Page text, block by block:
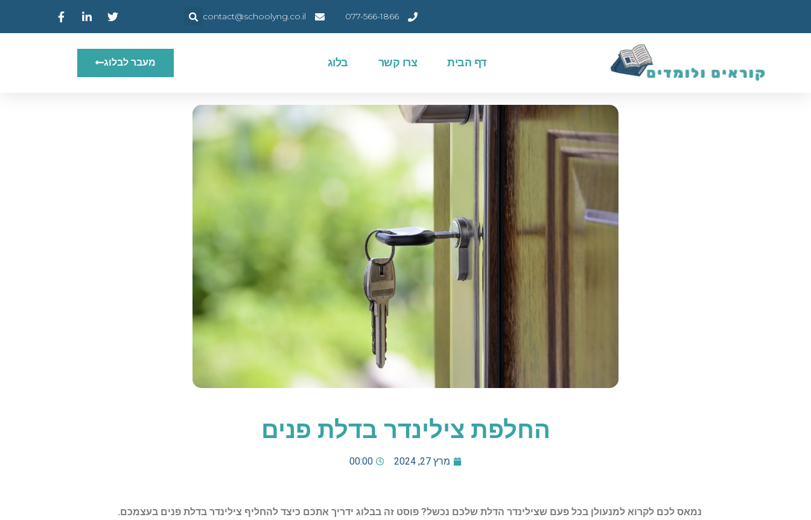
077-566-1866
contact@schoolyng.co.il
דף הבית צרו קשר בלוג מעבר לבלוג
החלפת צילינדר בדלת פנים
מרץ 27, 2024 00:00
נמאס לכם לקרוא למנעולן בכל פעם שצילינדר הדלת שלכם נכשל? פוסט זה בבלוג ידריך אתכם כיצד להחליף צילינדר בדלת פנים בעצמכם.